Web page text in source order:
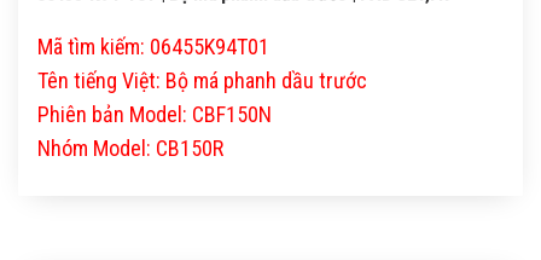
Mã tìm kiếm: 06455K94T01
Tên tiếng Việt: Bộ má phanh dầu trước
Phiên bản Model: CBF150N
Nhóm Model: CB150R